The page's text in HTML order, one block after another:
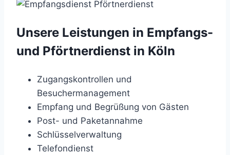
Unsere Leistungen in Empfangs-
und Pförtnerdienst in Köln
Zugangskontrollen und
Besuchermanagement
Empfang und Begrüßung von Gästen
Post- und Paketannahme
Schlüsselverwaltung
Telefondienst